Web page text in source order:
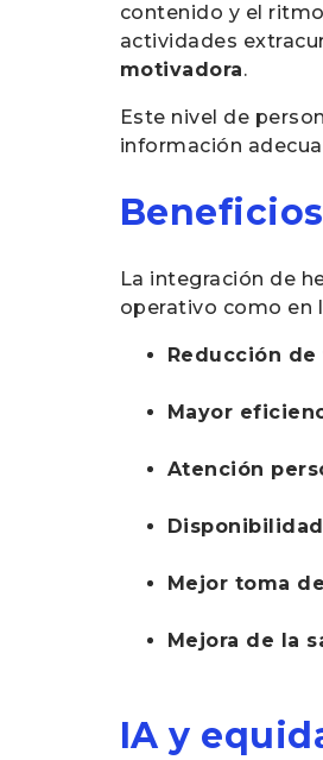
contenido y el
actividades
motivadora.
Este nivel de
información
La integración de
operativo como en
Reducción
Mayor
Atención
Mejor toma
Mejora de la
IA y